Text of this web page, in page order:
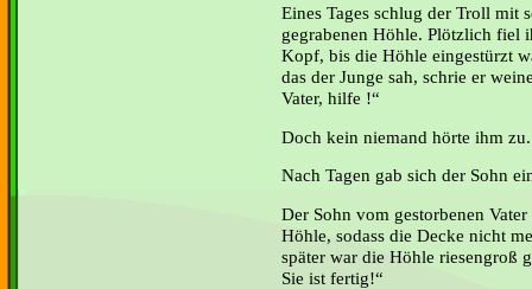
Eines Tages schlug der Troll mit
gegrabenen Höhle. Plötzlich fiel
Kopf, bis die Höhle eingestürzt
das der Junge sah, schrie er
Vater, hilfe !“
Doch kein niemand hörte ihm zu.
Nach Tagen gab sich der Sohn
Der Sohn vom gestorbenen
Höhle, sodass die Decke nicht
später war die Höhle
Sie ist fertig!“